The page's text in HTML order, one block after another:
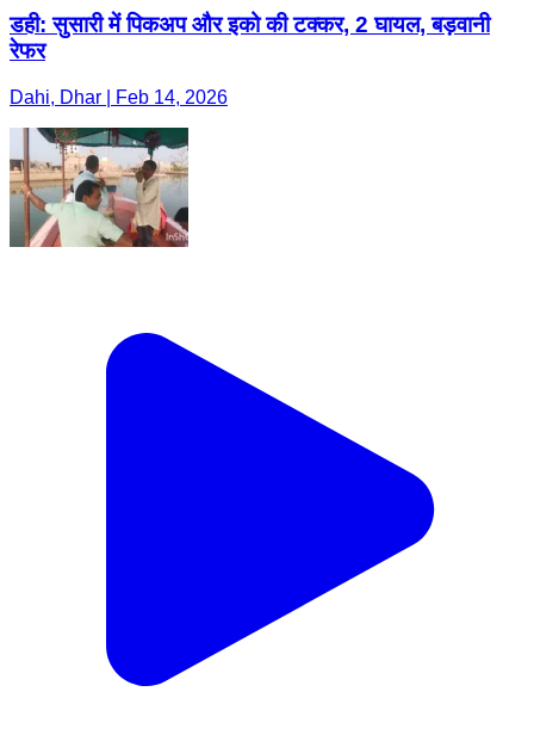
डही: सुसारी में पिकअप और इको की टक्कर, 2 घायल, बड़वानी
रेफर
Dahi, Dhar | Feb 14, 2026